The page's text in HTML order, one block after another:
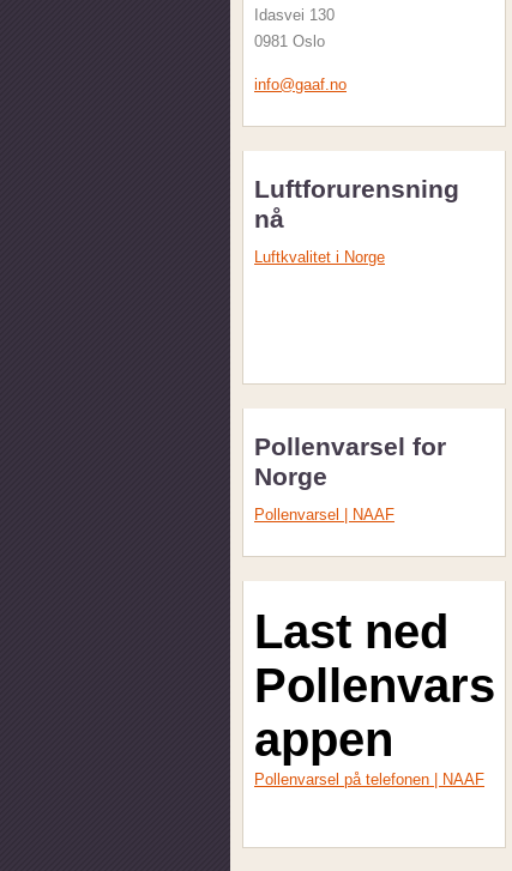
Idasvei 130
0981 Oslo
info@gaaf.no
Luftforurensning
nå
Luftkvalitet i Norge
Pollenvarsel for
Norge
Pollenvarsel | NAAF
Last ned
appen
Pollenvarsel på telefonen | NAAF